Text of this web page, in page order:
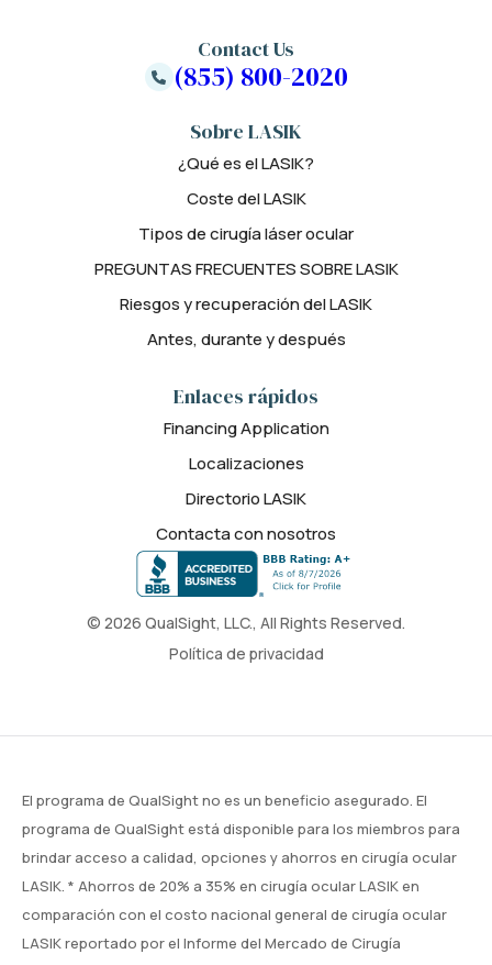
© 2026 QualSight, LLC., All Rights Reserved.
Política de privacidad
Sobre LASIK
¿Qué es el LASIK?
Coste del LASIK
Tipos de cirugía láser ocular
PREGUNTAS FRECUENTES SOBRE LASIK
Riesgos y recuperación del LASIK
Antes, durante y después
Enlaces rápidos
Financing Application
Localizaciones
Directorio LASIK
Contacta con nosotros
Contact Us
(855) 800-2020
El programa de QualSight no es un beneficio asegurado. El
programa de QualSight está disponible para los miembros para
brindar acceso a calidad, opciones y ahorros en cirugía ocular
LASIK. * Ahorros de 20% a 35% en cirugía ocular LASIK en
comparación con el costo nacional general de cirugía ocular
LASIK reportado por el Informe del Mercado de Cirugía